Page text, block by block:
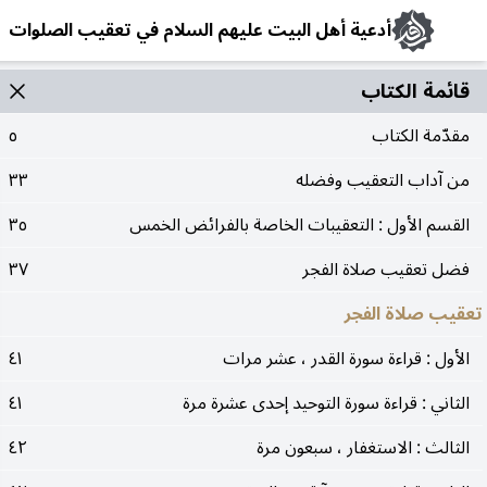
أدعية أهل البيت عليهم السلام في تعقيب الصلوات
قائمة الکتاب
مقدّمة الكتاب
٥
من آداب التعقيب وفضله
٣٣
القسم الأول : التعقيبات الخاصة بالفرائض الخمس
٣٥
فضل تعقيب صلاة الفجر
٣٧
تعقيب صلاة الفجر
الأول : قراءة سورة القدر ، عشر مرات
٤١
الثاني : قراءة سورة التوحيد إحدى عشرة مرة
٤١
الثالث : الاستغفار ، سبعون مرة
٤٢